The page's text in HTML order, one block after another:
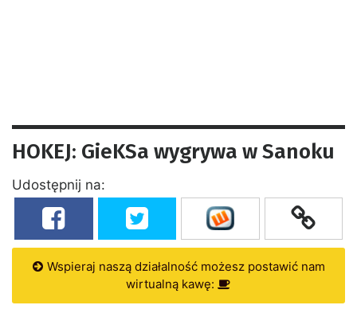
HOKEJ: GieKSa wygrywa w Sanoku
Udostępnij na:
Wspieraj naszą działalność możesz postawić nam
wirtualną kawę: